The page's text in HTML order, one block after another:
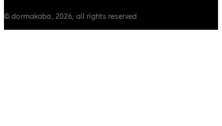
© dormakaba, 2026, all rights reserved